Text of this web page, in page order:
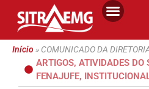
Início» COMUNICADO DA
ARTIGOS, ATIVIDADES DO
FENAJUFE,